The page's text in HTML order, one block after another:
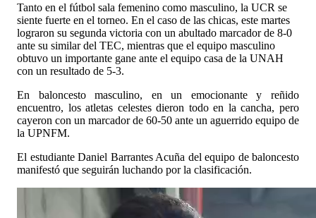
Tanto en el fútbol sala femenino como masculino, la UCR se
siente fuerte en el torneo. En el caso de las chicas, este martes
lograron su segunda victoria con un abultado marcador de 8-0
ante su similar del TEC, mientras que el equipo masculino
obtuvo un importante gane ante el equipo casa de la UNAH
con un resultado de 5-3.
En baloncesto masculino, en un emocionante y reñido
encuentro, los atletas celestes dieron todo en la cancha, pero
cayeron con un marcador de 60-50 ante un aguerrido equipo de
la UPNFM.
El estudiante Daniel Barrantes Acuña del equipo de baloncesto
manifestó que seguirán luchando por la clasificación.